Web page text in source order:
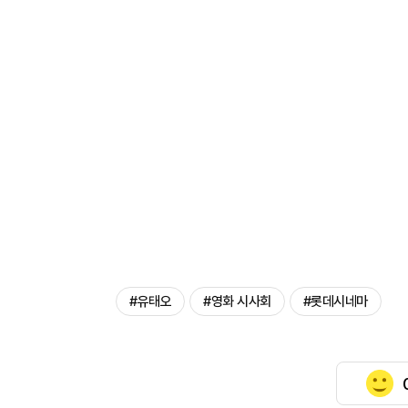
#유태오 #영화 시사회 #롯데시네마